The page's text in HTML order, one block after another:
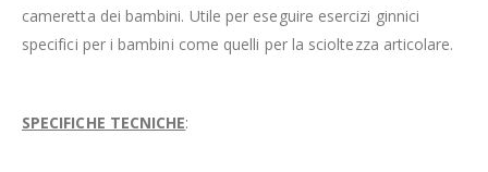
cameretta dei bambini. Utile per eseguire esercizi ginnici
specifici per i bambini come quelli per la scioltezza articolare.
SPECIFICHE TECNICHE: